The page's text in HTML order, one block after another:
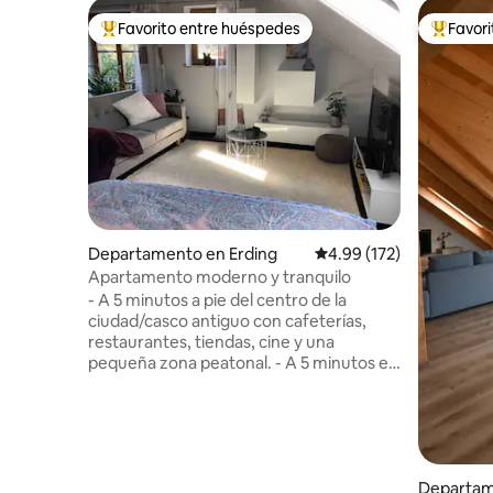
De los mejores en Favorito entre huéspedes
Favorito entre huéspedes
Departamento en Erding Calificación promedio:
4.99 (172)
Apartamento moderno y tranquilo
- A 5 minutos a pie del centro de la
ciudad/casco antiguo con cafeterías,
restaurantes, tiendas, cine y una
pequeña zona peatonal. - A 5 minutos en
De los